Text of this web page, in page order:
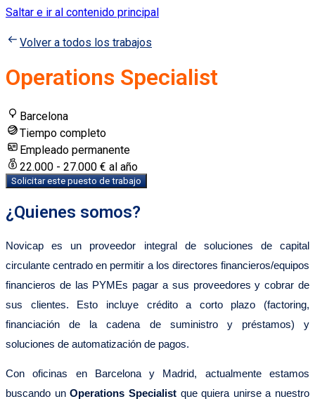
Saltar e ir al contenido principal
Volver a todos los trabajos
Operations Specialist
Barcelona
Tiempo completo
Empleado permanente
22.000 - 27.000 € al año
Solicitar este puesto de trabajo
¿Quienes somos?
Novicap es un proveedor integral de soluciones de capital
circulante centrado en permitir a los directores financieros/equipos
financieros de las PYMEs pagar a sus proveedores y cobrar de
sus clientes. Esto incluye crédito a corto plazo (factoring,
financiación de la cadena de suministro y préstamos) y
soluciones de automatización de pagos.
Con oficinas en Barcelona y Madrid, actualmente estamos
buscando unOperations Specialistque quiera unirse a nuestro